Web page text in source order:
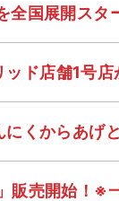
国展開スタ
ッド店舗1号
くからあげ
販売開始！※